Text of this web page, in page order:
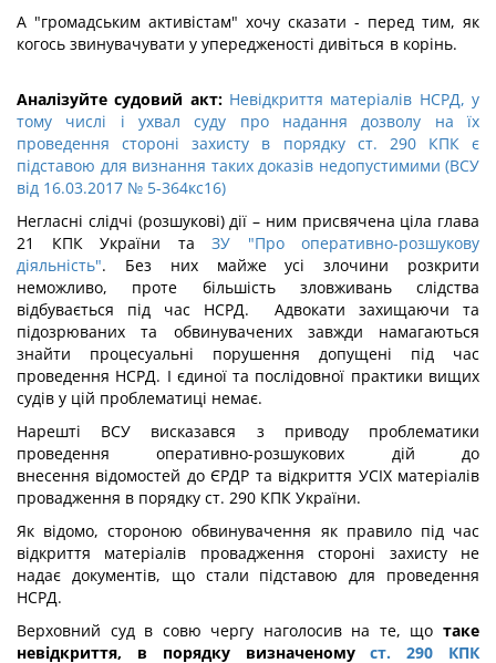
А "громадським активістам" хочу сказати - перед тим, як
когось звинувачувати у упередженості дивіться в корінь.
Аналізуйте судовий акт: Невідкриття матеріалів НСРД, у
тому числі і ухвал суду про надання дозволу на їх
проведення стороні захисту в порядку ст. 290 КПК є
підставою для визнання таких доказів недопустимими (ВСУ
від 16.03.2017 № 5-364кс16)
Негласні слідчі (розшукові) дії – ним присвячена ціла глава
21 КПК України та ЗУ "Про оперативно-розшукову
діяльність". Без них майже усі злочини розкрити
неможливо, проте більшість зловживань слідства
відбувається під час НСРД. Адвокати захищаючи та
підозрюваних та обвинувачених завжди намагаються
знайти процесуальні порушення допущені під час
проведення НСРД. І єдиної та послідовної практики вищих
судів у цій проблематиці немає.
Нарешті ВСУ висказався з приводу проблематики
проведення оперативно-розшукових дій до
внесення відомостей до ЄРДР та відкриття УСІХ матеріалів
провадження в порядку ст. 290 КПК України.
Як відомо, стороною обвинувачення як правило під час
відкриття матеріалів провадження стороні захисту не
надає документів, що стали підставою для проведення
НСРД.
Верховний суд в совю чергу наголосив на те, що таке
невідкриття, в порядку визначеному
ст. 290 КПК